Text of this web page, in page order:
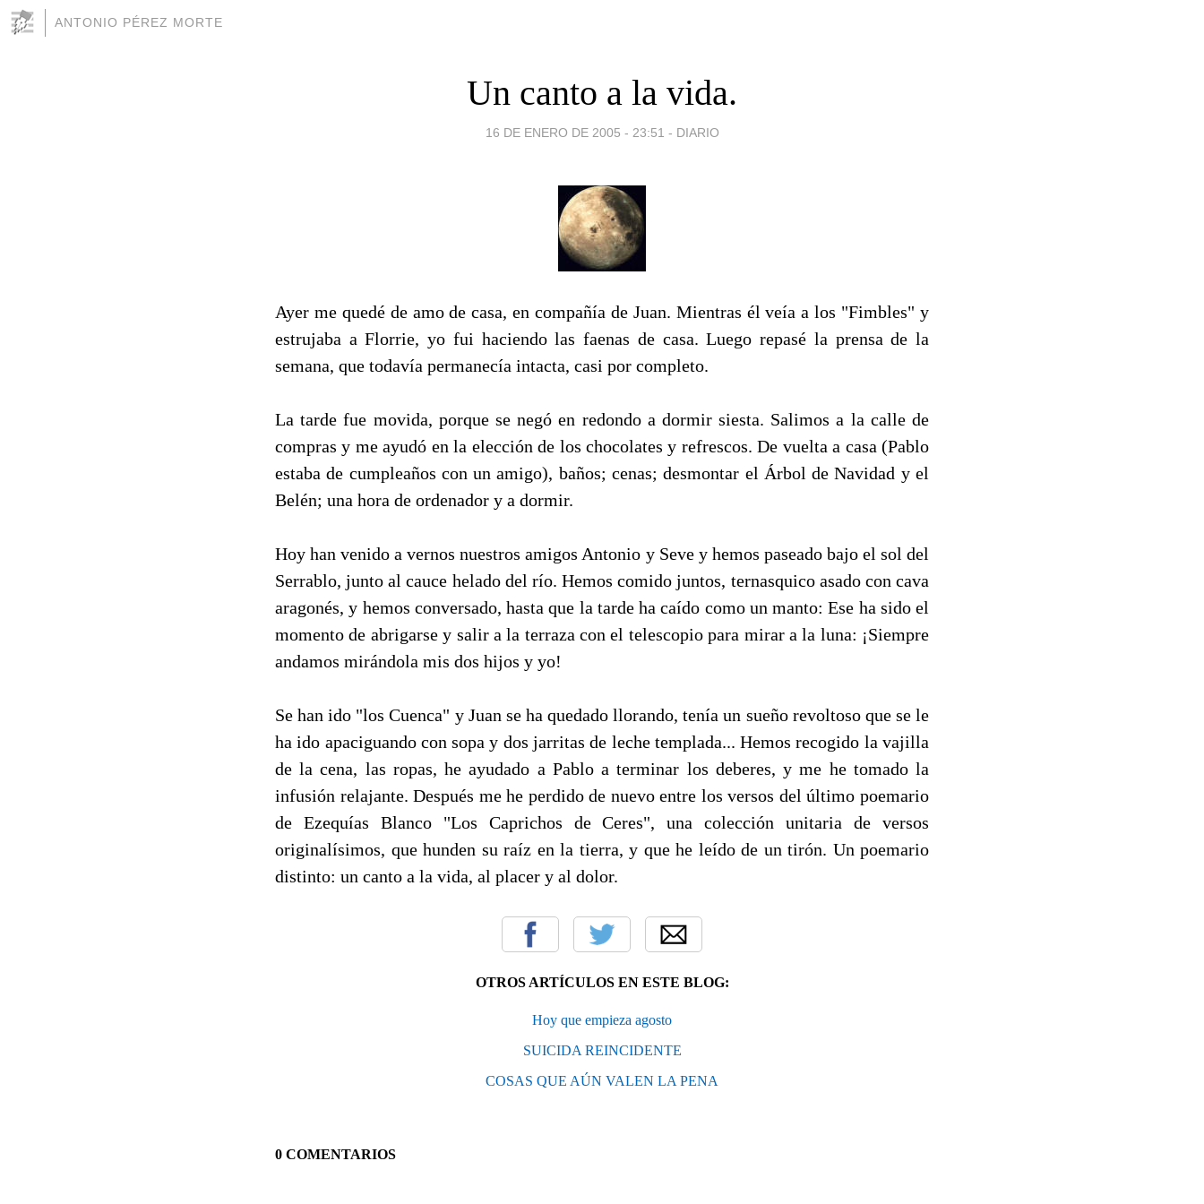
ANTONIO PÉREZ MORTE
Un canto a la vida.
16 DE ENERO DE 2005 - 23:51 - DIARIO
Ayer me quedé de amo de casa, en compañía de Juan. Mientras él veía a los "Fimbles" y
estrujaba a Florrie, yo fui haciendo las faenas de casa. Luego repasé la prensa de la
semana, que todavía permanecía intacta, casi por completo.
La tarde fue movida, porque se negó en redondo a dormir siesta. Salimos a la calle de
compras y me ayudó en la elección de los chocolates y refrescos. De vuelta a casa (Pablo
estaba de cumpleaños con un amigo), baños; cenas; desmontar el Árbol de Navidad y el
Belén; una hora de ordenador y a dormir.
Hoy han venido a vernos nuestros amigos Antonio y Seve y hemos paseado bajo el sol del
Serrablo, junto al cauce helado del río. Hemos comido juntos, ternasquico asado con cava
aragonés, y hemos conversado, hasta que la tarde ha caído como un manto: Ese ha sido el
momento de abrigarse y salir a la terraza con el telescopio para mirar a la luna: ¡Siempre
andamos mirándola mis dos hijos y yo!
Se han ido "los Cuenca" y Juan se ha quedado llorando, tenía un sueño revoltoso que se le
ha ido apaciguando con sopa y dos jarritas de leche templada... Hemos recogido la vajilla
de la cena, las ropas, he ayudado a Pablo a terminar los deberes, y me he tomado la
infusión relajante. Después me he perdido de nuevo entre los versos del último poemario
de Ezequías Blanco "Los Caprichos de Ceres", una colección unitaria de versos
originalísimos, que hunden su raíz en la tierra, y que he leído de un tirón. Un poemario
distinto: un canto a la vida, al placer y al dolor.
OTROS ARTÍCULOS EN ESTE BLOG:
Hoy que empieza agosto
SUICIDA REINCIDENTE
COSAS QUE AÚN VALEN LA PENA
0 COMENTARIOS